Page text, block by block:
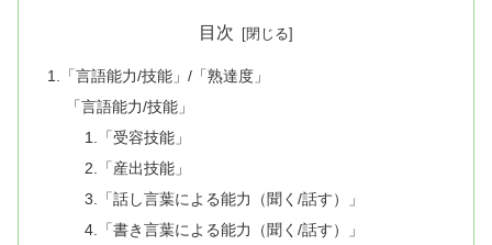
目次
1.「言語能力/技能」/「熟達度」
「言語能力/技能」
1.「受容技能」
2.「産出技能」
3.「話し言葉による能力（聞く/話す）」
4.「書き言葉による能力（聞く/話す）」